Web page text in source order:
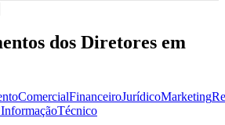
dos Diretores em
ComercialFinanceiroJurídicoMarketing
Técnico